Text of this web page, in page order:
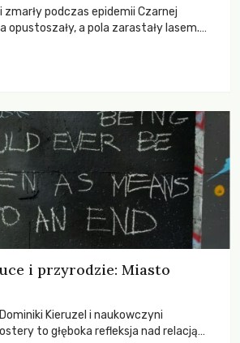
podczas epidemii Czarnej
opustoszały, a pola zarastały lasem.
w swoich dziejach.
i przyrodzie: Miasto
Kieruzel i naukowczyni
to głęboka refleksja nad relacją